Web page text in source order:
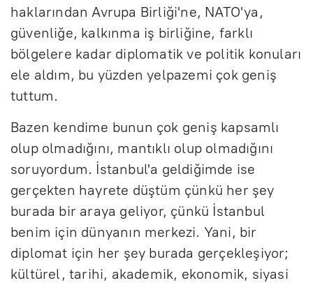
haklarından Avrupa Birliği'ne, NATO'ya,
güvenliğe, kalkınma iş birliğine, farklı
bölgelere kadar diplomatik ve politik konuları
ele aldım, bu yüzden yelpazemi çok geniş
tuttum.
Bazen kendime bunun çok geniş kapsamlı
olup olmadığını, mantıklı olup olmadığını
soruyordum. İstanbul'a geldiğimde ise
gerçekten hayrete düştüm çünkü her şey
burada bir araya geliyor, çünkü İstanbul
benim için dünyanın merkezi. Yani, bir
diplomat için her şey burada gerçekleşiyor;
kültürel, tarihi, akademik, ekonomik, siyasi